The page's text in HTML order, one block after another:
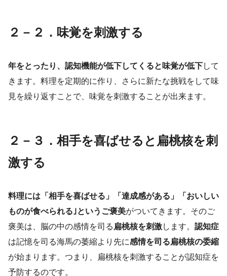
２－２．味覚を刺激する
年をとったり、認知機能が低下してくると味覚が低下して
きます。料理を定期的に作り、さらに新たな挑戦をして味
見を繰り返すことで、味覚を刺激することが出来ます。
２－３．相手を喜ばせると扁桃核を刺
激する
料理には「相手を喜ばせる」「達成感がある」「おいしい
ものが食べられる｣というご褒美がついてきます。そのご
褒美は、脳の中の感情を司る 扁桃核を刺激します。 認知症
は記憶を司る海馬の萎縮より先に感情を司る扁桃核の委縮
が始まります。つまり、扁桃核を刺激することが認知症を
予防するのです。